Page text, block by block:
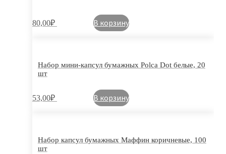
80,00₽ В корзину
Набор мини-капсул бумажных Polca Dot белые, 20
шт
53,00₽ В корзину
Набор капсул бумажных Маффин коричневые, 100
шт